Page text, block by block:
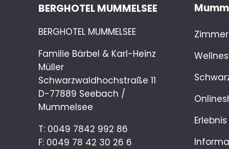
BERGHOTEL MUMMELSEE
BERGHOTEL MUMMELSEE
Familie Bärbel & Karl-Heinz
Müller
Schwarzwaldhochstraße 11
D-77889 Seebach /
Mummelsee
T: 0049 7842 992 86
F: 0049 78 42 30 26 6
Erlebnis